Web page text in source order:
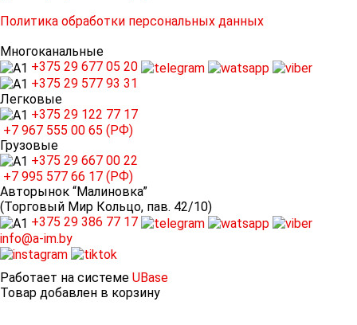
Политика обработки персональных данных
Многоканальные
+375 29 677 05 20
+375 29 577 93 31
Легковые
+375 29 122 77 17
+7 967 555 00 65 (РФ)
Грузовые
+375 29 667 00 22
+7 995 577 66 17 (РФ)
Авторынок “Малиновка”
(Торговый Мир Кольцо, пав. 42/10)
+375 29 386 77 17
info@a-im.by
Работает на системе UBase
Товар добавлен в корзину